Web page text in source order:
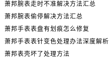
萧邦腕表走时不准解决方法汇总
萧邦腕表偷停解决方法汇总
萧邦手表表盘有划痕怎么修复
萧邦手表表针变色处理办法深度解析
萧邦表壳坏了处理方法